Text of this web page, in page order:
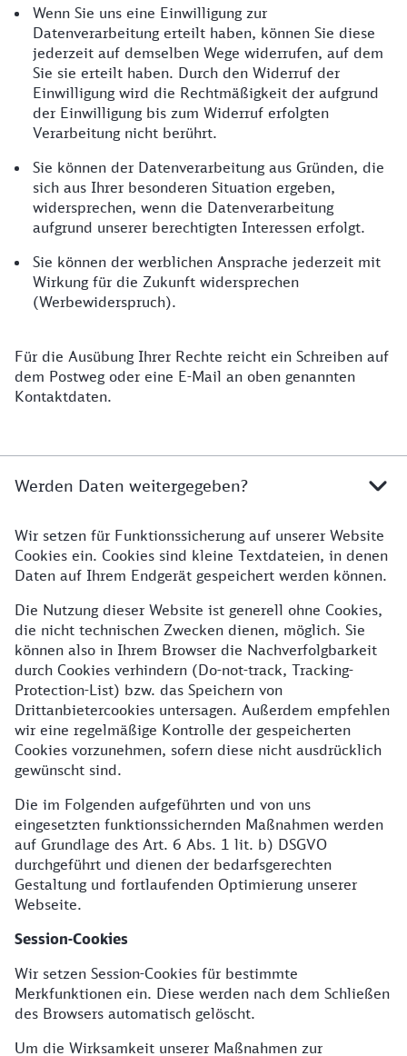
Wenn Sie uns eine Einwilligung zur
Datenverarbeitung erteilt haben, können Sie diese
jederzeit auf demselben Wege widerrufen, auf dem
Sie sie erteilt haben. Durch den Widerruf der
Einwilligung wird die Rechtmäßigkeit der aufgrund
der Einwilligung bis zum Widerruf erfolgten
Verarbeitung nicht berührt.
Sie können der Datenverarbeitung aus Gründen, die
sich aus Ihrer besonderen Situation ergeben,
widersprechen, wenn die Datenverarbeitung
aufgrund unserer berechtigten Interessen erfolgt.
Sie können der werblichen Ansprache jederzeit mit
Wirkung für die Zukunft widersprechen
(Werbewiderspruch).
Für die Ausübung Ihrer Rechte reicht ein Schreiben auf
dem Postweg oder eine E-Mail an oben genannten
Kontaktdaten.
Werden Daten weitergegeben?
Wir setzen für Funktionssicherung auf unserer Website
Cookies ein. Cookies sind kleine Textdateien, in denen
Daten auf Ihrem Endgerät gespeichert werden können.
Die Nutzung dieser Website ist generell ohne Cookies,
die nicht technischen Zwecken dienen, möglich. Sie
können also in Ihrem Browser die Nachverfolgbarkeit
durch Cookies verhindern (Do-not-track, Tracking-
Protection-List) bzw. das Speichern von
Drittanbietercookies untersagen. Außerdem empfehlen
wir eine regelmäßige Kontrolle der gespeicherten
Cookies vorzunehmen, sofern diese nicht ausdrücklich
gewünscht sind.
Die im Folgenden aufgeführten und von uns
eingesetzten funktionssichernden Maßnahmen werden
auf Grundlage des Art. 6 Abs. 1 lit. b) DSGVO
durchgeführt und dienen der bedarfsgerechten
Gestaltung und fortlaufenden Optimierung unserer
Webseite.
Session-Cookies
Wir setzen Session-Cookies für bestimmte
Merkfunktionen ein. Diese werden nach dem Schließen
des Browsers automatisch gelöscht.
Um die Wirksamkeit unserer Maßnahmen zur